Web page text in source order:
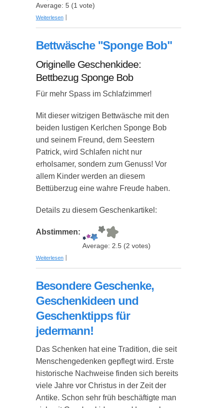
Average: 5 (1 vote)
Weiterlesen über Fotopuzzle - 500 Teile
Bettwäsche "Sponge Bob"
Originelle Geschenkidee:
Bettbezug Sponge Bob
Für mehr Spass im Schlafzimmer!
Mit dieser witzigen Bettwäsche mit den
beiden lustigen Kerlchen Sponge Bob
und seinem Freund, dem Seestern
Patrick, wird Schlafen nicht nur
erholsamer, sondern zum Genuss! Vor
allem Kinder werden an diesem
Bettüberzug eine wahre Freude haben.
Details zu diesem Geschenkartikel:
Abstimmen:
Average: 2.5 (2 votes)
Weiterlesen über Bettwäsche "Sponge Bob"
Besondere Geschenke,
Geschenkideen und
Geschenktipps für
jedermann!
Das Schenken hat eine Tradition, die seit
Menschengedenken gepflegt wird. Erste
historische Nachweise finden sich bereits
viele Jahre vor Christus in der Zeit der
Antike. Schon sehr früh beschäftigte man